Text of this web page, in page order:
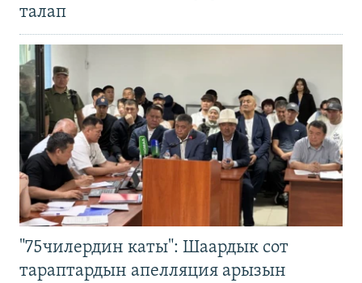
талап
"75чилердин каты": Шаардык сот
тараптардын апелляция арызын